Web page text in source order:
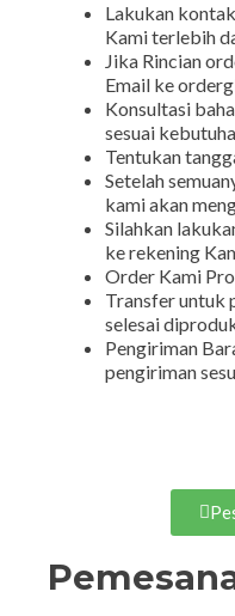
Lakukan
Kami terlebih
Jika Rincian
Email ke
Konsultasi
sesuai
Tentukan
Setelah
kami akan
Silahkan
ke rekening
Order Kami
Transfer untuk
selesai
Pengiriman
pengiriman